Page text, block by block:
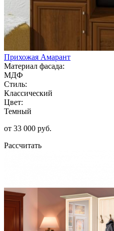
Прихожая Амарант
Материал фасада:
МДФ
Стиль:
Классический
Цвет:
Темный
от 33 000 руб.
Рассчитать